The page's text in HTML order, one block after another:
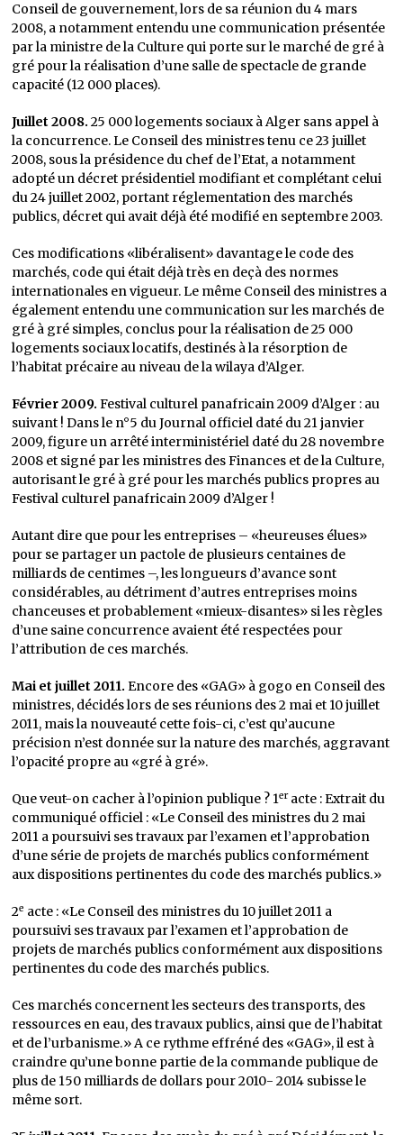
Conseil de gouvernement, lors de sa réunion du 4 mars
2008, a notamment entendu une communication présentée
par la ministre de la Culture qui porte sur le marché de gré à
gré pour la réalisation d’une salle de spectacle de grande
capacité (12 000 places).
Juillet 2008.25 000 logements sociaux à Alger sans appel à
la concurrence. Le Conseil des ministres tenu ce 23 juillet
2008, sous la présidence du chef de l’Etat, a notamment
adopté un décret présidentiel modifiant et complétant celui
du 24 juillet 2002, portant réglementation des marchés
publics, décret qui avait déjà été modifié en septembre 2003.
Ces modifications «libéralisent» davantage le code des
marchés, code qui était déjà très en deçà des normes
internationales en vigueur. Le même Conseil des ministres a
également entendu une communication sur les marchés de
gré à gré simples, conclus pour la réalisation de 25 000
logements sociaux locatifs, destinés à la résorption de
l’habitat précaire au niveau de la wilaya d’Alger.
Février 2009. Festival culturel panafricain 2009 d’Alger : au
suivant ! Dans le n°5 du Journal officiel daté du 21 janvier
2009, figure un arrêté interministériel daté du 28 novembre
2008 et signé par les ministres des Finances et de la Culture,
autorisant le gré à gré pour les marchés publics propres au
Festival culturel panafricain 2009 d’Alger !
Autant dire que pour les entreprises – «heureuses élues»
pour se partager un pactole de plusieurs centaines de
milliards de centimes –, les longueurs d’avance sont
considérables, au détriment d’autres entreprises moins
chanceuses et probablement «mieux-disantes» si les règles
d’une saine concurrence avaient été respectées pour
l’attribution de ces marchés.
Mai et juillet 2011. Encore des «GAG» à gogo en Conseil des
ministres, décidés lors de ses réunions des 2 mai et 10 juillet
2011, mais la nouveauté cette fois-ci, c’est qu’aucune
précision n’est donnée sur la nature des marchés, aggravant
l’opacité propre au «gré à gré».
Que veut-on cacher à l’opinion publique ? 1eracte : Extrait du
communiqué officiel : «Le Conseil des ministres du 2 mai
2011 a poursuivi ses travaux par l’examen et l’approbation
d’une série de projets de marchés publics conformément
aux dispositions pertinentes du code des marchés publics.»
2e acte : «Le Conseil des ministres du 10 juillet 2011 a
poursuivi ses travaux par l’examen et l’approbation de
projets de marchés publics conformément aux dispositions
pertinentes du code des marchés publics.
Ces marchés concernent les secteurs des transports, des
ressources en eau, des travaux publics, ainsi que de l’habitat
et de l’urbanisme.» A ce rythme effréné des «GAG», il est à
craindre qu’une bonne partie de la commande publique de
plus de 150 milliards de dollars pour 2010- 2014 subisse le
même sort.